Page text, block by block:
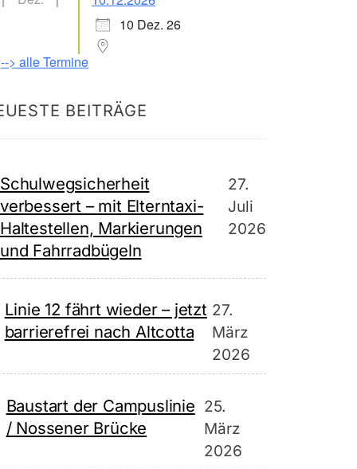
10 Dez. 26
--> alle Termine
BEITRÄGE
Schulwegsicherheit
verbessert – mit Elterntaxi-
Haltestellen, Markierungen
und Fahrradbügeln
27.
Juli
2026
Linie 12 fährt wieder – jetzt
barrierefrei nach Altcotta
27.
März
2026
Baustart der Campuslinie
/ Nossener Brücke
25.
März
2026